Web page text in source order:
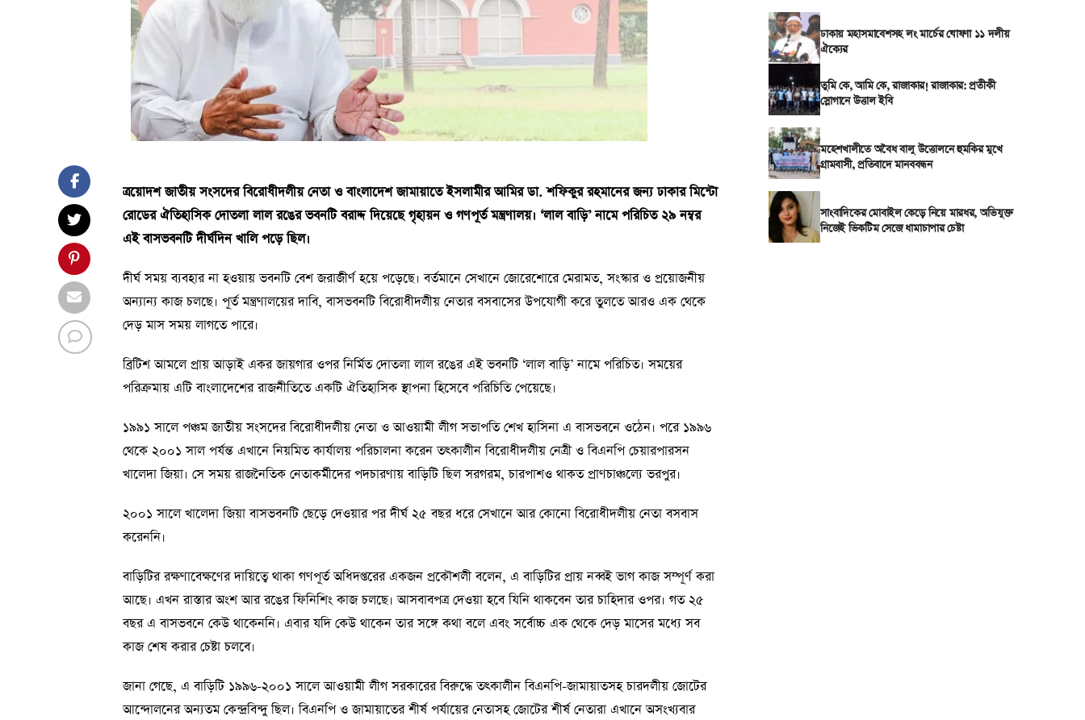
ত্রয়োদশ জাতীয় সংসদের বিরোধীদলীয় নেতা ও বাংলাদেশ জামায়াতে ইসলামীর আমির ডা. শফিকুর রহমানের জন্য ঢাকার মিন্টো
রোডের ঐতিহাসিক দোতলা লাল রঙের ভবনটি বরাদ্দ দিয়েছে গৃহায়ন ও গণপূর্ত মন্ত্রণালয়। ‘লাল বাড়ি’ নামে পরিচিত ২৯ নম্বর
এই বাসভবনটি দীর্ঘদিন খালি পড়ে ছিল।
দীর্ঘ সময় ব্যবহার না হওয়ায় ভবনটি বেশ জরাজীর্ণ হয়ে পড়েছে। বর্তমানে সেখানে জোরেশোরে মেরামত, সংস্কার ও প্রয়োজনীয়
অন্যান্য কাজ চলছে। পূর্ত মন্ত্রণালয়ের দাবি, বাসভবনটি বিরোধীদলীয় নেতার বসবাসের উপযোগী করে তুলতে আরও এক থেকে
দেড় মাস সময় লাগতে পারে।
ব্রিটিশ আমলে প্রায় আড়াই একর জায়গার ওপর নির্মিত দোতলা লাল রঙের এই ভবনটি ‘লাল বাড়ি’ নামে পরিচিত। সময়ের
পরিক্রমায় এটি বাংলাদেশের রাজনীতিতে একটি ঐতিহাসিক স্থাপনা হিসেবে পরিচিতি পেয়েছে।
১৯৯১ সালে পঞ্চম জাতীয় সংসদের বিরোধীদলীয় নেতা ও আওয়ামী লীগ সভাপতি শেখ হাসিনা এ বাসভবনে ওঠেন। পরে ১৯৯৬
থেকে ২০০১ সাল পর্যন্ত এখানে নিয়মিত কার্যালয় পরিচালনা করেন তৎকালীন বিরোধীদলীয় নেত্রী ও বিএনপি চেয়ারপারসন
খালেদা জিয়া। সে সময় রাজনৈতিক নেতাকর্মীদের পদচারণায় বাড়িটি ছিল সরগরম, চারপাশও থাকত প্রাণচাঞ্চল্যে ভরপুর।
২০০১ সালে খালেদা জিয়া বাসভবনটি ছেড়ে দেওয়ার পর দীর্ঘ ২৫ বছর ধরে সেখানে আর কোনো বিরোধীদলীয় নেতা বসবাস
করেননি।
বাড়িটির রক্ষণাবেক্ষণের দায়িত্বে থাকা গণপূর্ত অধিদপ্তরের একজন প্রকৌশলী বলেন, এ বাড়িটির প্রায় নব্বই ভাগ কাজ সম্পূর্ণ করা
আছে। এখন রাস্তার অংশ আর রঙের ফিনিশিং কাজ চলছে। আসবাবপত্র দেওয়া হবে যিনি থাকবেন তার চাহিদার ওপর। গত ২৫
বছর এ বাসভবনে কেউ থাকেননি। এবার যদি কেউ থাকেন তার সঙ্গে কথা বলে এবং সর্বোচ্চ এক থেকে দেড় মাসের মধ্যে সব
কাজ শেষ করার চেষ্টা চলবে।
জানা গেছে, এ বাড়িটি ১৯৯৬-২০০১ সালে আওয়ামী লীগ সরকারের বিরুদ্ধে তৎকালীন বিএনপি-জামায়াতসহ চারদলীয় জোটের
আন্দোলনের অন্যতম কেন্দ্রবিন্দু ছিল। বিএনপি ও জামায়াতের শীর্ষ পর্যায়ের নেতাসহ জোটের শীর্ষ নেতারা এখানে অসংখ্যবার
ঢাকায় মহাসমাবেশসহ লং মার্চের ঘোষণা ১১ দলীয়
ঐক্যের
তুমি কে, আমি কে, রাজাকার! রাজাকার: প্রতীকী
স্লোগানে উত্তাল ইবি
মহেশখালীতে অবৈধ বালু উত্তোলনে হুমকির মুখে
গ্রামবাসী, প্রতিবাদে মানববন্ধন
সাংবাদিকের মোবাইল কেড়ে নিয়ে মারধর, অভিযুক্ত
নিজেই ভিকটিম সেজে ধামাচাপার চেষ্টা